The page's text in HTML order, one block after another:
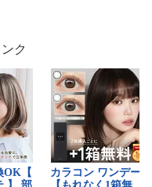
ク